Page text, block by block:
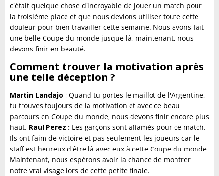
c'était quelque chose d'incroyable de jouer un match pour
la troisième place et que nous devions utiliser toute cette
douleur pour bien travailler cette semaine. Nous avons fait
une belle Coupe du monde jusque là, maintenant, nous
devons finir en beauté.
Comment trouver la motivation après
une telle déception ?
Martin Landajo : Quand tu portes le maillot de l'Argentine,
tu trouves toujours de la motivation et avec ce beau
parcours en Coupe du monde, nous devons finir encore plus
haut. Raul Perez : Les garçons sont affamés pour ce match.
Ils ont faim de victoire et pas seulement les joueurs car le
staff est heureux d'être là avec eux à cette Coupe du monde.
Maintenant, nous espérons avoir la chance de montrer
notre vrai visage lors de cette petite finale.